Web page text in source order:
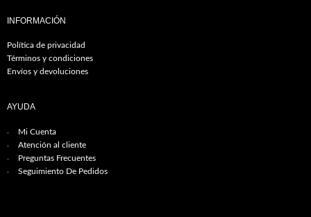
INFORMACIÓN
Política de privacidad
Términos y condiciones
Envíos y devoluciones
AYUDA
Mi Cuenta
Atención al cliente
Preguntas Frecuentes
Seguimiento De Pedidos